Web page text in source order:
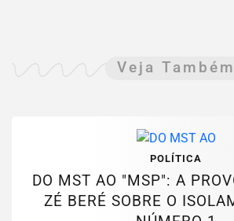
Veja Também
POLÍTICA
DO MST AO "MSP": A
ZÉ BERÉ SOBRE O